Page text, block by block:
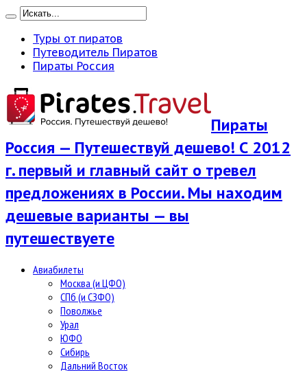
Туры от пиратов
Путеводитель Пиратов
Пираты Россия
Пираты
Россия — Путешествуй дешево! С 2012
г. первый и главный сайт о тревел
предложениях в России. Мы находим
дешевые варианты — вы
путешествуете
Авиабилеты
Москва (и ЦФО)
СПб (и СЗФО)
Поволжье
Урал
ЮФО
Сибирь
Дальний Восток